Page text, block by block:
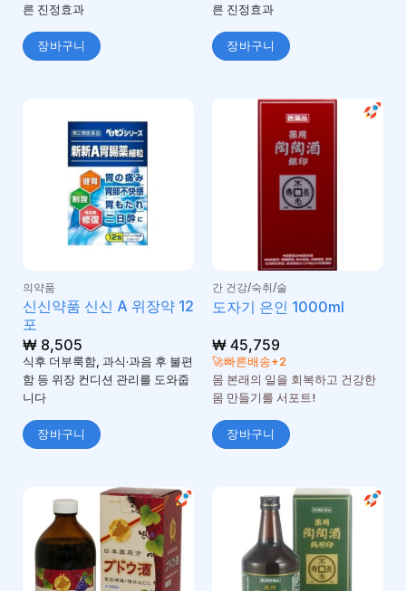
른 진정효과
장바구니
른 진정효과
장바구니
의약품
신신약품 신신 A 위장약 12
포
₩8,505
식후 더부룩함, 과식·과음 후 불편
함 등 위장 컨디션 관리를 도와줍
니다
장바구니
간 건강/숙취/술
도자기 은인 1000ml
₩45,759
🚀빠른배송+2
몸 본래의 일을 회복하고 건강한
몸 만들기를 서포트!
장바구니